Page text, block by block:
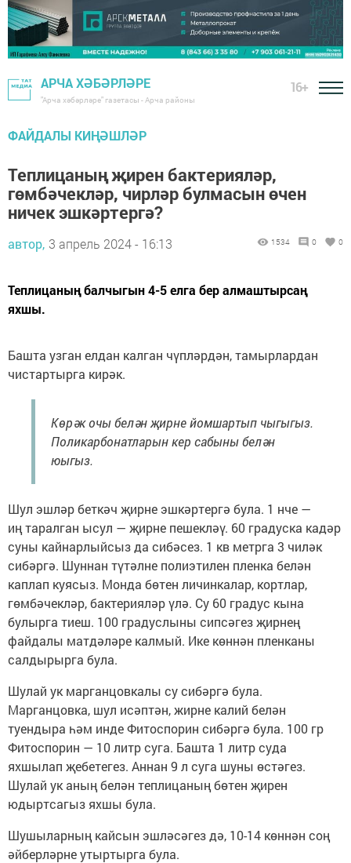
АРЧА ХӘБӘРЛӘРЕ
"Арча хәбәрләре" газетасы - Арча районы
16+
ФАЙДАЛЫ КИҢӘШЛӘР
Теплицаның җирен бактерияләр,
гөмбәчекләр, чирләр булмасын өчен
ничек эшкәртергә?
автор, 3 апрель 2024 - 16:13 1534 0 0
Теплицаның балчыгын 4-5 елга бер алмаштырсаң
яхшы.
Башта узган елдан калган чүпләрдән, тамырлардан
чистартырга кирәк.
Көрәк очы белән җирне йомшартып чыгыгыз.
Поликарбонатларын кер сабыны белән
юыгыз.
Шул эшләр беткәч җирне эшкәртергә була. 1 нче —
иң таралган ысул — җирне пешекләү. 60 градуска кадәр
суны кайнарлыйсыз да сибәсез. 1 кв метрга 3 чиләк
сибәргә. Шуннан түтәлне полиэтилен пленка белән
каплап куясыз. Монда бөтен личинкалар, кортлар,
гөмбәчекләр, бактерияләр үлә. Су 60 градус кына
булырга тиеш. 100 градуслыны сипсәгез җирнең
файдалы матдәләре калмый. Ике көннән пленканы
салдырырга була.
Шулай ук марганцовкалы су сибәргә була.
Марганцовка, шул исәптән, жирне калий белән
туендыра һәм инде Фитоспорин сибәргә була. 100 гр
Фитоспорин — 10 литр суга. Башта 1 литр суда
яхшылап җебетегез. Аннан 9 л суга шуны өстәгез.
Шулай ук аның белән теплицаның бөтен җирен
юдыртсагыз яхшы була.
Шушыларның кайсын эшләсәгез дә, 10-14 көннән соң
әйберләрне утыртырга була.